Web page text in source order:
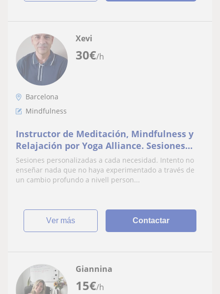
30€/h
Xevi
Barcelona
Mindfulness
Instructor de Meditación, Mindfulness y
Relajación por Yoga Alliance. Sesiones
particulars a principiantes o a avanzados.
Sesiones personalizadas a cada necesidad. Intento no
enseñar nada que no haya experimentado a través de
un cambio profundo a nivell person...
ver más Contactar
15€/h
Giannina